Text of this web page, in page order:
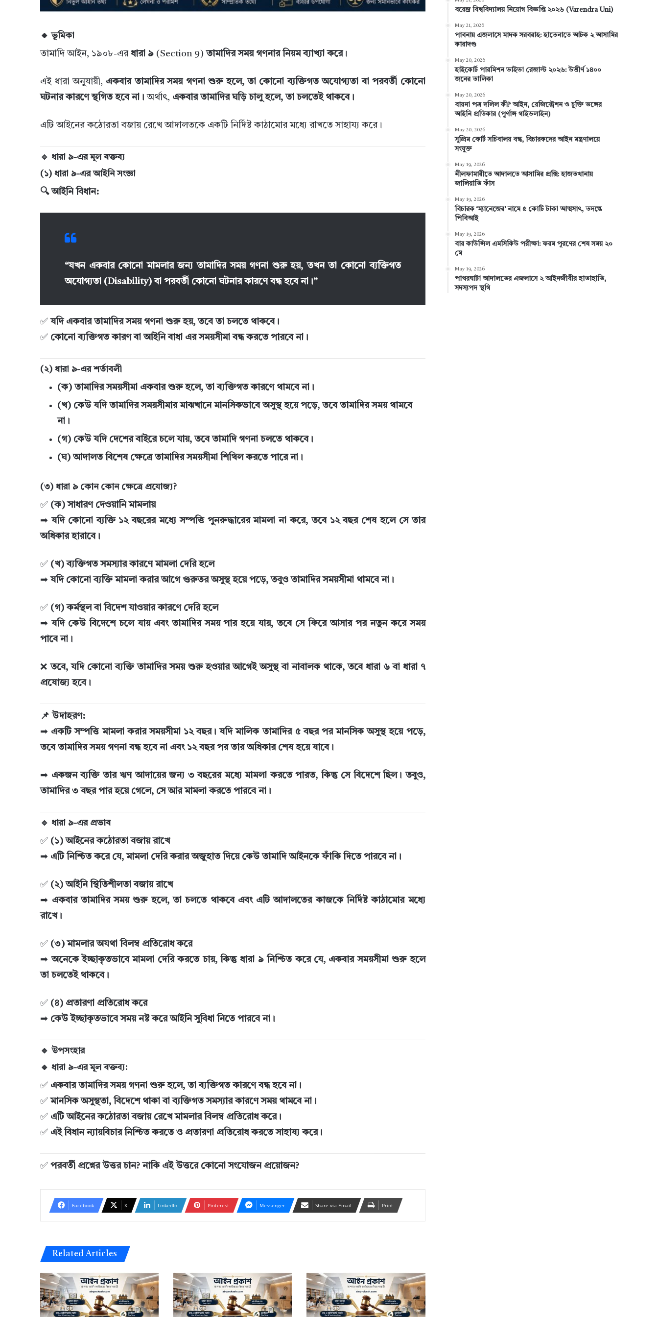
🔹 ভূমিকা
তামাদি আইন, ১৯০৮-এরধারা ৯ (Section 9)তামাদির সময় গণনার নিয়ম ব্যাখ্যা করে।
এই ধারা অনুযায়ী, একবার তামাদির সময় গণনা শুরু হলে, তা কোনো ব্যক্তিগত অযোগ্যতা বা পরবর্তী কোনো
ঘটনার কারণে স্থগিত হবে না। অর্থাৎ, একবার তামাদির ঘড়ি চালু হলে, তা চলতেই থাকবে।
এটি আইনের কঠোরতা বজায় রেখে আদালতকে একটি নির্দিষ্ট কাঠামোর মধ্যে রাখতে সাহায্য করে।
🔹 ধারা ৯-এর মূল বক্তব্য
(১) ধারা ৯-এর আইনি সংজ্ঞা
🔍 আইনি বিধান:
“যখন একবার কোনো মামলার জন্য তামাদির সময় গণনা শুরু হয়, তখন তা কোনো ব্যক্তিগত
অযোগ্যতা (Disability) বা পরবর্তী কোনো ঘটনার কারণে বন্ধ হবে না।”
✅যদি একবার তামাদির সময় গণনা শুরু হয়, তবে তা চলতে থাকবে।
✅ কোনো ব্যক্তিগত কারণ বা আইনি বাধা এর সময়সীমা বন্ধ করতে পারবে না।
(২) ধারা ৯-এর শর্তাবলী
(ক) তামাদির সময়সীমা একবার শুরু হলে, তা ব্যক্তিগত কারণে থামবে না।
(খ) কেউ যদি তামাদির সময়সীমার মাঝখানে মানসিকভাবে অসুস্থ হয়ে পড়ে, তবে তামাদির সময় থামবে
না।
(গ) কেউ যদি দেশের বাইরে চলে যায়, তবে তামাদি গণনা চলতে থাকবে।
(ঘ) আদালত বিশেষ ক্ষেত্রে তামাদির সময়সীমা শিথিল করতে পারে না।
(৩) ধারা ৯ কোন কোন ক্ষেত্রে প্রযোজ্য?
✅ (ক) সাধারণ দেওয়ানি মামলায়
➡যদি কোনো ব্যক্তি ১২ বছরের মধ্যে সম্পত্তি পুনরুদ্ধারের মামলা না করে, তবে ১২ বছর শেষ হলে সে তার
অধিকার হারাবে।
✅ (খ) ব্যক্তিগত সমস্যার কারণে মামলা দেরি হলে
➡যদি কোনো ব্যক্তি মামলা করার আগে গুরুতর অসুস্থ হয়ে পড়ে, তবুও তামাদির সময়সীমা থামবে না।
✅ (গ) কর্মস্থল বা বিদেশ যাওয়ার কারণে দেরি হলে
➡যদি কেউ বিদেশে চলে যায় এবং তামাদির সময় পার হয়ে যায়, তবে সে ফিরে আসার পর নতুন করে সময়
পাবে না।
❌তবে, যদি কোনো ব্যক্তি তামাদির সময় শুরু হওয়ার আগেই অসুস্থ বা নাবালক থাকে, তবে ধারা ৬ বা ধারা ৭
প্রযোজ্য হবে।
📌 উদাহরণ:
➡ একটি সম্পত্তি মামলা করার সময়সীমা ১২ বছর। যদি মালিক তামাদির ৫ বছর পর মানসিক অসুস্থ হয়ে পড়ে,
তবে তামাদির সময় গণনা বন্ধ হবে না এবং ১২ বছর পর তার অধিকার শেষ হয়ে যাবে।
➡ একজন ব্যক্তি তার ঋণ আদায়ের জন্য ৩ বছরের মধ্যে মামলা করতে পারত, কিন্তু সে বিদেশে ছিল। তবুও,
তামাদির ৩ বছর পার হয়ে গেলে, সে আর মামলা করতে পারবে না।
🔹 ধারা ৯-এর প্রভাব
✅ (১) আইনের কঠোরতা বজায় রাখে
➡ এটি নিশ্চিত করে যে, মামলা দেরি করার অজুহাত দিয়ে কেউ তামাদি আইনকে ফাঁকি দিতে পারবে না।
✅ (২) আইনি স্থিতিশীলতা বজায় রাখে
➡ একবার তামাদির সময় শুরু হলে, তা চলতে থাকবে এবং এটি আদালতের কাজকে নির্দিষ্ট কাঠামোর মধ্যে
রাখে।
✅ (৩) মামলার অযথা বিলম্ব প্রতিরোধ করে
➡অনেকে ইচ্ছাকৃতভাবে মামলা দেরি করতে চায়, কিন্তু ধারা ৯ নিশ্চিত করে যে, একবার সময়সীমা শুরু হলে
তা চলতেই থাকবে।
✅ (৪) প্রতারণা প্রতিরোধ করে
➡ কেউ ইচ্ছাকৃতভাবে সময় নষ্ট করে আইনি সুবিধা নিতে পারবে না।
🔹 উপসংহার
🔹 ধারা ৯-এর মূল বক্তব্য:
✅ একবার তামাদির সময় গণনা শুরু হলে, তা ব্যক্তিগত কারণে বন্ধ হবে না।
✅মানসিক অসুস্থতা, বিদেশে থাকা বা ব্যক্তিগত সমস্যার কারণে সময় থামবে না।
✅ এটি আইনের কঠোরতা বজায় রেখে মামলার বিলম্ব প্রতিরোধ করে।
✅ এই বিধান ন্যায়বিচার নিশ্চিত করতে ও প্রতারণা প্রতিরোধ করতে সাহায্য করে।
✅পরবর্তী প্রশ্নের উত্তর চান? নাকি এই উত্তরে কোনো সংযোজন প্রয়োজন?
Facebook X LinkedIn Pinterest Messenger Share via Email Print
Related Articles
o
k
r
e
s
t
d
n
b g
a
বরেন্দ্র বিশ্ববিদ্যালয় নিয়োগ বিজ্ঞপ্তি ২০২৬ (Varendra Uni)
May 21, 2026
পাবনায় এজলাসে মাদক সরবরাহ: হাতেনাতে আটক ২ আসামির
কারাদণ্ড
May 20, 2026
হাইকোর্ট পারমিশন ভাইভা রেজাল্ট ২০২৬: উত্তীর্ণ ১৪০০
জনের তালিকা
May 20, 2026
বায়না পত্র দলিল কী? আইন, রেজিস্ট্রেশন ও চুক্তি ভঙ্গের
আইনি প্রতিকার (পূর্ণাঙ্গ গাইডলাইন)
May 20, 2026
সুপ্রিম কোর্ট সচিবালয় বন্ধ, বিচারকদের আইন মন্ত্রণালয়ে
সংযুক্ত
May 19, 2026
নীলফামারীতে আদালতে আসামির প্রক্সি: হাজতখানায়
জালিয়াতি ফাঁস
May 19, 2026
বিচারক ‘ম্যানেজের’ নামে ৫ কোটি টাকা আত্মসাৎ, তদন্তে
পিবিআই
May 19, 2026
বার কাউন্সিল এমসিকিউ পরীক্ষা: ফরম পূরণের শেষ সময় ২০
মে
May 19, 2026
পাথরঘাটা আদালতের এজলাসে ২ আইনজীবীর হাতাহাতি,
সদস্যপদ স্থগি